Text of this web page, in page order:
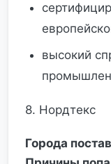
высокий
8. Нордтекс
Города